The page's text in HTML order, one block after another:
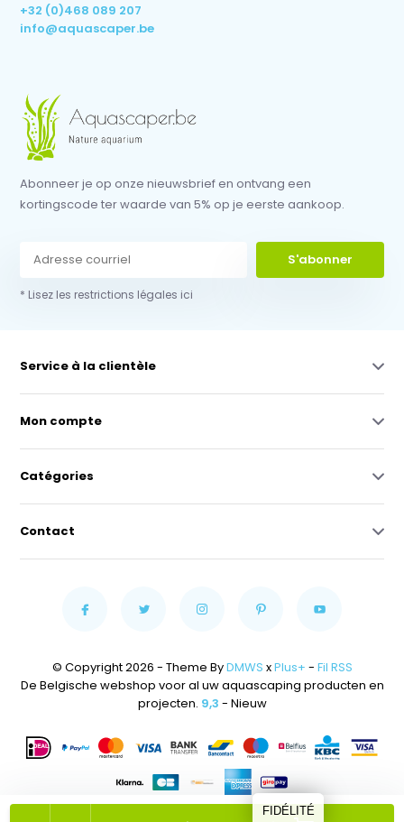
+32 (0)468 089 207
info@aquascaper.be
Abonneer je op onze nieuwsbrief en ontvang een
kortingscode ter waarde van 5% op je eerste aankoop.
S'abonner
* Lisez les restrictions légales ici
Service à la clientèle
Mon compte
Catégories
Contact
© Copyright 2026 - Theme ByDMWS xPlus+ - Fil RSS
De Belgische webshop voor al uw aquascaping producten en
projecten. 9,3 - Nieuw
FIDÉLITÉ